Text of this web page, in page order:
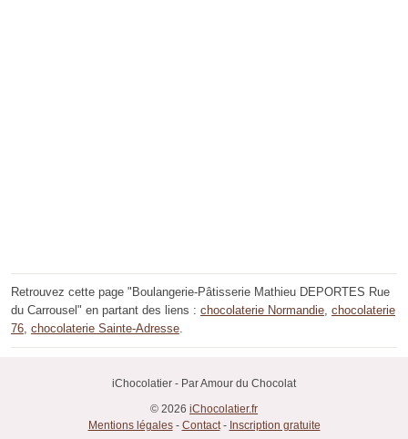
Retrouvez cette page "Boulangerie-Pâtisserie Mathieu DEPORTES Rue
du Carrousel" en partant des liens : chocolaterie Normandie, chocolaterie
76, chocolaterie Sainte-Adresse.
iChocolatier - Par Amour du Chocolat
© 2026 iChocolatier.fr
Mentions légales- Contact- Inscription gratuite